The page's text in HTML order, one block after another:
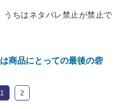
ちはネタバレ禁止が禁止で
商品にとっての最後の砦
1 2